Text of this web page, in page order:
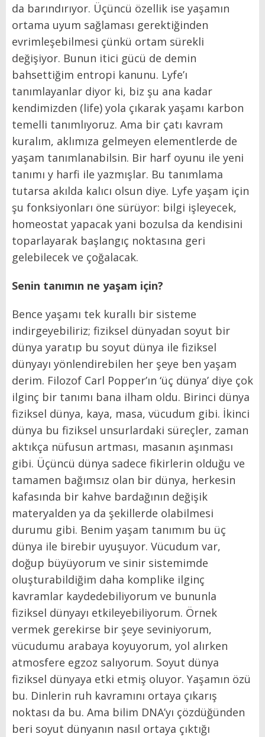
da barındırıyor. Üçüncü özellik ise yaşamın
ortama uyum sağlaması gerektiğinden
evrimleşebilmesi çünkü ortam sürekli
değişiyor. Bunun itici gücü de demin
bahsettiğim entropi kanunu. Lyfe’ı
tanımlayanlar diyor ki, biz şu ana kadar
kendimizden (life) yola çıkarak yaşamı karbon
temelli tanımlıyoruz. Ama bir çatı kavram
kuralım, aklımıza gelmeyen elementlerde de
yaşam tanımlanabilsin. Bir harf oyunu ile yeni
tanımı y harfi ile yazmışlar. Bu tanımlama
tutarsa akılda kalıcı olsun diye. Lyfe yaşam için
şu fonksiyonları öne sürüyor: bilgi işleyecek,
homeostat yapacak yani bozulsa da kendisini
toparlayarak başlangıç noktasına geri
gelebilecek ve çoğalacak.
Senin tanımın ne yaşam için?
Bence yaşamı tek kurallı bir sisteme
indirgeyebiliriz; fiziksel dünyadan soyut bir
dünya yaratıp bu soyut dünya ile fiziksel
dünyayı yönlendirebilen her şeye ben yaşam
derim. Filozof Carl Popper’ın ‘üç dünya’ diye çok
ilginç bir tanımı bana ilham oldu. Birinci dünya
fiziksel dünya, kaya, masa, vücudum gibi. İkinci
dünya bu fiziksel unsurlardaki süreçler, zaman
aktıkça nüfusun artması, masanın aşınması
gibi. Üçüncü dünya sadece fikirlerin olduğu ve
tamamen bağımsız olan bir dünya, herkesin
kafasında bir kahve bardağının değişik
materyalden ya da şekillerde olabilmesi
durumu gibi. Benim yaşam tanımım bu üç
dünya ile birebir uyuşuyor. Vücudum var,
doğup büyüyorum ve sinir sistemimde
oluşturabildiğim daha komplike ilginç
kavramlar kaydedebiliyorum ve bununla
fiziksel dünyayı etkileyebiliyorum. Örnek
vermek gerekirse bir şeye seviniyorum,
vücudumu arabaya koyuyorum, yol alırken
atmosfere egzoz salıyorum. Soyut dünya
fiziksel dünyaya etki etmiş oluyor. Yaşamın özü
bu. Dinlerin ruh kavramını ortaya çıkarış
noktası da bu. Ama bilim DNA’yı çözdüğünden
beri soyut dünyanın nasıl ortaya çıktığı